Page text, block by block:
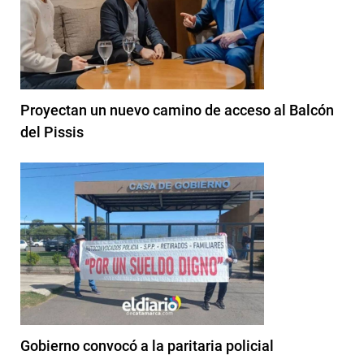
Proyectan un nuevo camino de acceso al Balcón
del Pissis
Gobierno convocó a la paritaria policial